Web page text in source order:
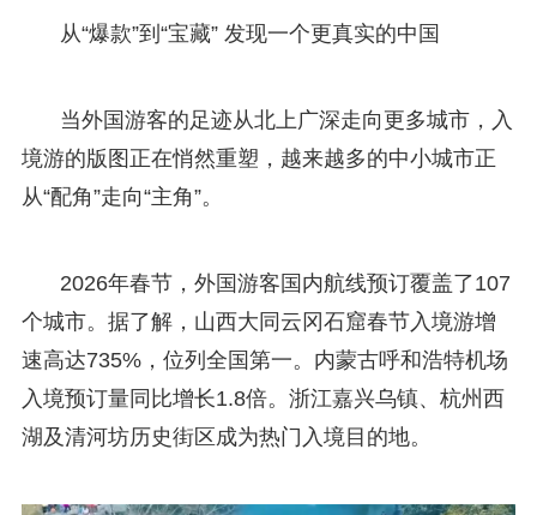
从“爆款”到“宝藏” 发现一个更真实的中国
当外国游客的足迹从北上广深走向更多城市，入
境游的版图正在悄然重塑，越来越多的中小城市正
从“配角”走向“主角”。
2026年春节，外国游客国内航线预订覆盖了107
个城市。据了解，山西大同云冈石窟春节入境游增
速高达735%，位列全国第一。内蒙古呼和浩特机场
入境预订量同比增长1.8倍。浙江嘉兴乌镇、杭州西
湖及清河坊历史街区成为热门入境目的地。